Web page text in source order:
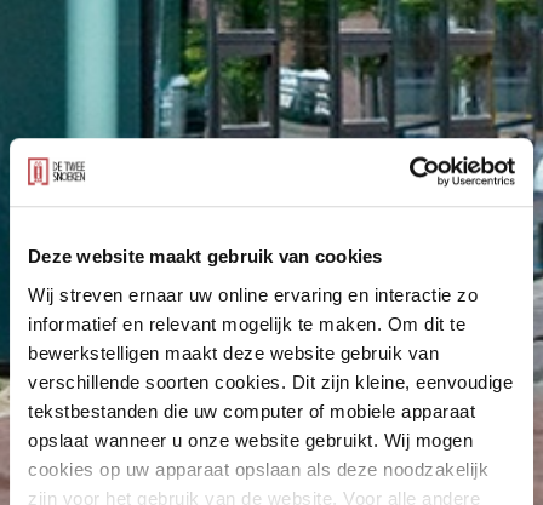
Deze website maakt gebruik van cookies
Wij streven ernaar uw online ervaring en interactie zo
informatief en relevant mogelijk te maken. Om dit te
bewerkstelligen maakt deze website gebruik van
verschillende soorten cookies. Dit zijn kleine, eenvoudige
tekstbestanden die uw computer of mobiele apparaat
opslaat wanneer u onze website gebruikt. Wij mogen
cookies op uw apparaat opslaan als deze noodzakelijk
zijn voor het gebruik van de website. Voor alle andere